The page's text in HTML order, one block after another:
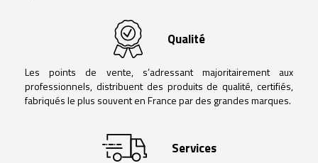
Qualité
Les points de vente, s’adressant majoritairement aux
professionnels, distribuent des produits de qualité, certifiés,
fabriqués le plus souvent en France par des grandes marques.
Services